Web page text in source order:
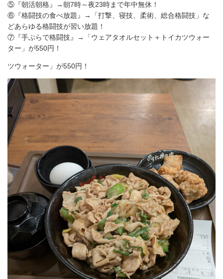
⑤『朝活朝格』→朝7時～夜23時まで年中無休！
⑥『格闘技の食べ放題』→「打撃、寝技、柔術、総合格闘技」な
どあらゆる格闘技が習い放題！
⑦『手ぶらで格闘技』→「ウェアタオルセット＋トイカツウォー
ター」が550円！
ツウォーター」が550円！